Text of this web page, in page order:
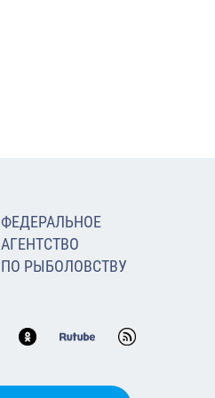
ФЕДЕРАЛЬНОЕ
АГЕНТСТВО
ПО РЫБОЛОВСТВУ